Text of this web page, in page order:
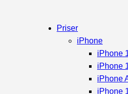
Priser
iPhone
iPhone
iPhone
iPhone
iPhone